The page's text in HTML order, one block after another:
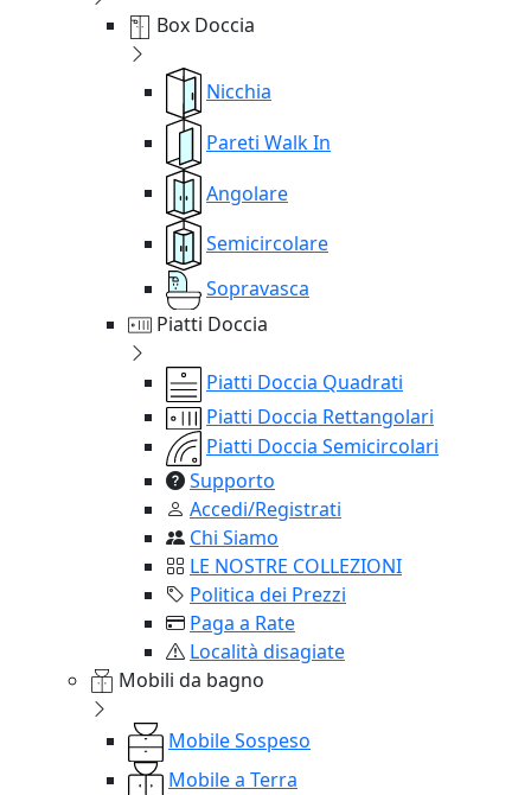
Box Doccia
Nicchia
Pareti Walk In
Angolare
Semicircolare
Sopravasca
Piatti Doccia
Piatti Doccia Quadrati
Piatti Doccia Rettangolari
Piatti Doccia Semicircolari
Supporto
Accedi/Registrati
Chi Siamo
LE NOSTRE COLLEZIONI
Politica dei Prezzi
Paga a Rate
Località disagiate
Mobili da bagno
Mobile Sospeso
Mobile a Terra